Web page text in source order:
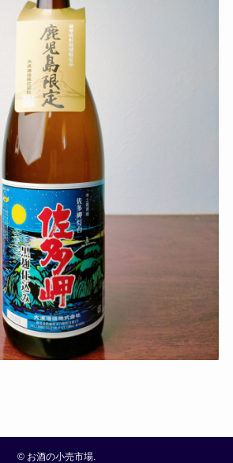
©お酒の小売市場.